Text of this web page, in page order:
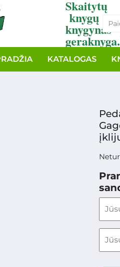
Skaitytų
knygų
knygynas
KATALOGAS